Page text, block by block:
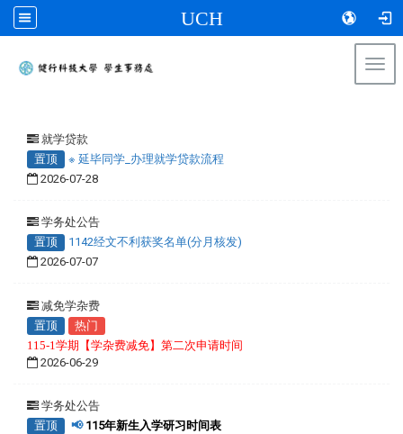
UCH
就学贷款
置顶
※ 延毕同学_办理就学贷款流程
2026-07-28
学务处公告
置顶
1142经文不利获奖名单(分月核发)
2026-07-07
减免学杂费
置顶
热门
115-1学期【学杂费减免】第二次申请时间
2026-06-29
学务处公告
置顶
📢115年新生入学研习时间表